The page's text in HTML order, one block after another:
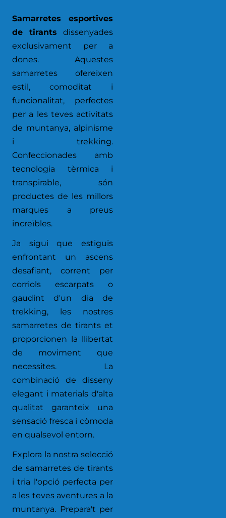
Samarretes esportives
de tirants dissenyades
exclusivament per a
dones. Aquestes
samarretes ofereixen
estil, comoditat i
funcionalitat, perfectes
per a les teves activitats
de muntanya, alpinisme
i trekking.
Confeccionades amb
tecnologia tèrmica i
transpirable, són
productes de les millors
marques a preus
increïbles.
Ja sigui que estiguis
enfrontant un ascens
desafiant, corrent per
corriols escarpats o
gaudint d'un dia de
trekking, les nostres
samarretes de tirants et
proporcionen la llibertat
de moviment que
necessites. La
combinació de disseny
elegant i materials d'alta
qualitat garanteix una
sensació fresca i còmoda
en qualsevol entorn.
Explora la nostra selecció
de samarretes de tirants
i tria l'opció perfecta per
a les teves aventures a la
muntanya. Prepara't per